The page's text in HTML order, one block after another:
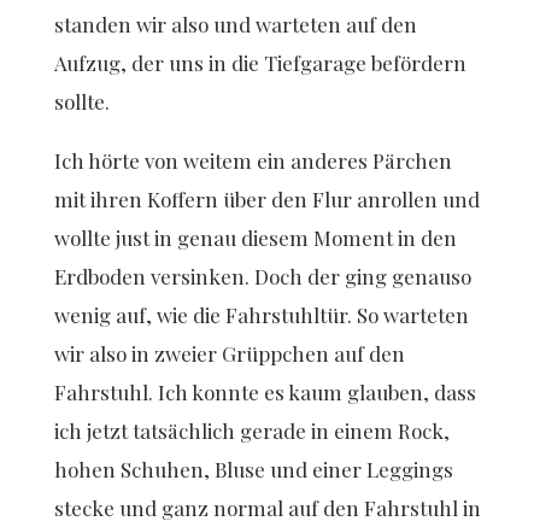
standen wir also und warteten auf den
Aufzug, der uns in die Tiefgarage befördern
sollte.
Ich hörte von weitem ein anderes Pärchen
mit ihren Koffern über den Flur anrollen und
wollte just in genau diesem Moment in den
Erdboden versinken. Doch der ging genauso
wenig auf, wie die Fahrstuhltür. So warteten
wir also in zweier Grüppchen auf den
Fahrstuhl. Ich konnte es kaum glauben, dass
ich jetzt tatsächlich gerade in einem Rock,
hohen Schuhen, Bluse und einer Leggings
stecke und ganz normal auf den Fahrstuhl in